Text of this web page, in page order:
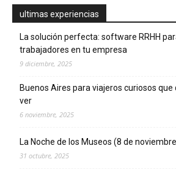
ultimas experiencias
La solución perfecta: software RRHH
trabajadores en tu empresa
9 diciembre, 2025
Buenos Aires para viajeros curiosos
ver
6 noviembre, 2025
La Noche de los Museos (8 de
31 octubre, 2025